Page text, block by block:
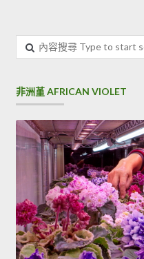
容
尋
非洲堇 AFRICAN VIOLET